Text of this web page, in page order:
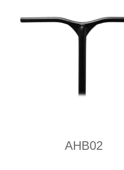
AHB02